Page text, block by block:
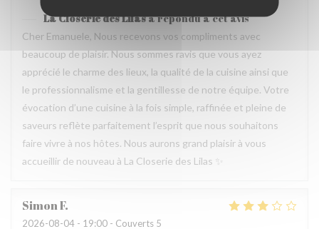
La Closerie des Lilasa répondu à cet avis
Cher Emanuele, Nous recevons vos compliments avec
beaucoup de plaisir. Nous sommes ravis que vous ayez
apprécié le charme des lieux, la qualité de la cuisine ainsi que
le professionnalisme et la gentillesse de notre équipe. Votre
évocation d’une cuisine à la fois simple, raffinée et pleine de
saveurs reflète parfaitement l’esprit que nous souhaitons
faire vivre à nos hôtes. Nous aurons grand plaisir à vous
accueillir de nouveau à La Closerie des Lilas ✨
SimonF
2026-08-04 - 19:00 - Couverts 5